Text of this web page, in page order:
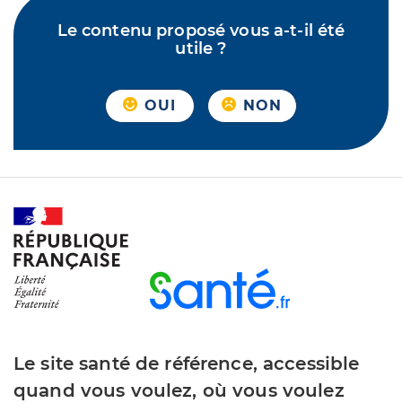
Le contenu proposé vous a-t-il été
utile ?
OUI NON
Le site santé de référence, accessible
quand vous voulez, où vous voulez